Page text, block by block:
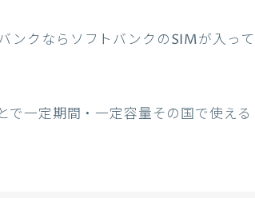
ンクならソフトバンクのSIMが入って
一定期間・一定容量その国で使える